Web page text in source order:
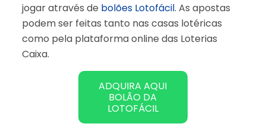
jogar através de bolões Lotofácil. As apostas
podem ser feitas tanto nas casas lotéricas
como pela plataforma online das Loterias
Caixa.
ADQUIRA AQUI
BOLÃO DA
LOTOFÁCIL